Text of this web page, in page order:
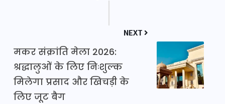
NEXT
मकर संक्रांति मेला 2026:
श्रद्धालुओं के लिए निःशुल्क
मिलेगा प्रसाद और खिचड़ी के
लिए जूट बैग